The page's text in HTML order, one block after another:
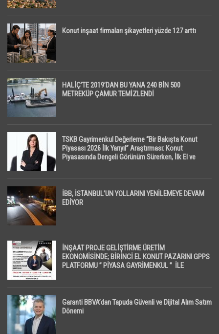
Konut inşaat firmaları şikayetleri yüzde 127 arttı
HALİÇ’TE 2019’DAN BU YANA 240 BİN 500
METREKÜP ÇAMUR TEMİZLENDİ
TSKB Gayrimenkul Değerleme “Bir Bakışta Konut
Piyasası 2026 İlk Yarıyıl” Araştırması: Konut
Piyasasında Dengeli Görünüm Sürerken, İlk El ve
İBB, İSTANBUL’UN YOLLARINI YENİLEMEYE DEVAM
EDİYOR
İNŞAAT PROJE GELİŞTİRME ÜRETİM
EKONOMİSİNDE; BİRİNCİ EL KONUT PAZARINI GPPS
PLATFORMU ” PİYASA GAYRİMENKUL ” İLE
Garanti BBVA’dan Tapuda Güvenli ve Dijital Alım Satım
Dönemi